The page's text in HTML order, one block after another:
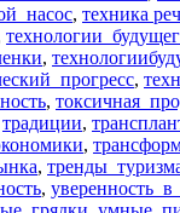
, техника
,
,
,
традиции,
,
,
,